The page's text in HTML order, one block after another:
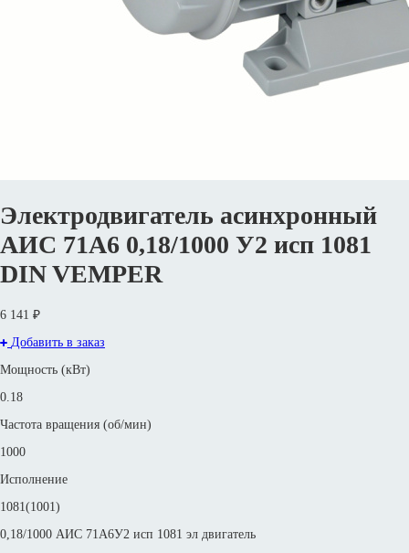
Электродвигатель асинхронный
АИС 71А6 0,18/1000 У2 исп 1081
DIN VEMPER
6 141 ₽
Добавить в заказ
Мощность (кВт)
0.18
Частота вращения (об/мин)
1000
Исполнение
1081(1001)
0,18/1000 АИС 71А6У2 исп 1081 эл двигатель